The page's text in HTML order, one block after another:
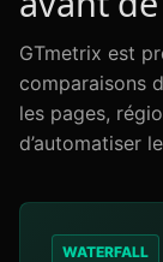
GTmetrix est
comparaisons
les pages,
d’automatiser
WATERFALL